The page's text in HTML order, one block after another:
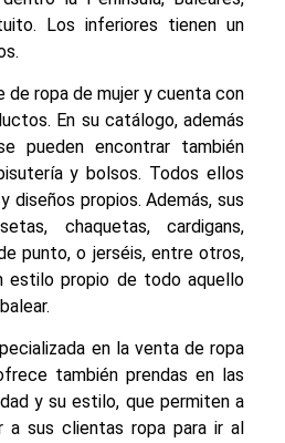
Los inferiores tienen un
de ropa de mujer y cuenta con
En su catálogo, además
pueden encontrar también
y bolsos. Todos ellos
diseños propios. Además, sus
chaquetas, cardigans,
punto, o jerséis, entre otros,
estilo propio de todo aquello
en la venta de ropa
también prendas en las
y su estilo, que permiten a
a sus clientas ropa para ir al